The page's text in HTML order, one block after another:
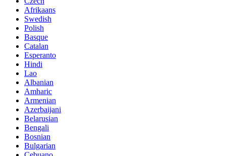
Afrikaans
Swedish
Polish
Basque
Catalan
Esperanto
Hindi
Lao
Albanian
Amharic
Armenian
Azerbaijani
Belarusian
Bengali
Bosnian
Bulgarian